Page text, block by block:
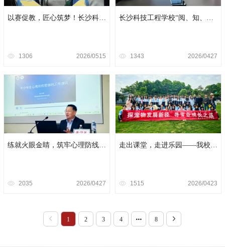
以赛促教，匠心筑梦！长沙科技
1306 15
2026/05
长沙科技工程学校“阅、知、行”
1343 27
2026/04
练就火眼金睛，筑牢心理防线
2035 27
2026/04
走出课堂，走进乐园——我校宠
1515 23
2026/04
1 2 3 4 8